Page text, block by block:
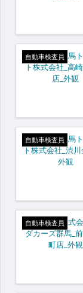
自動車検査員
自動車検査員
自動車検査員